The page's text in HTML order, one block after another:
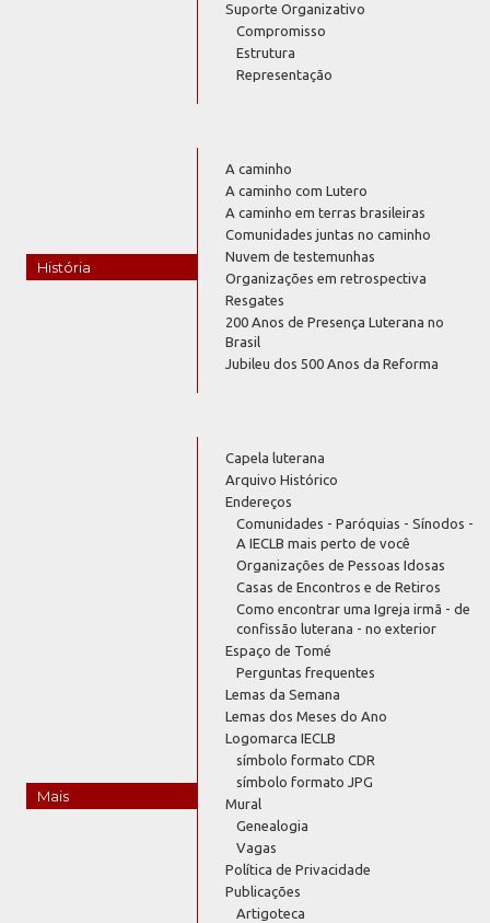
Suporte Organizativo
Compromisso
Estrutura
Representação
História
A caminho
A caminho com Lutero
A caminho em terras brasileiras
Comunidades juntas no caminho
Nuvem de testemunhas
Organizações em retrospectiva
Resgates
200 Anos de Presença Luterana no
Brasil
Jubileu dos 500 Anos da Reforma
Mais
Capela luterana
Arquivo Histórico
Endereços
Comunidades - Paróquias - Sínodos -
A IECLB mais perto de você
Organizações de Pessoas Idosas
Casas de Encontros e de Retiros
Como encontrar uma Igreja irmã - de
confissão luterana - no exterior
Espaço de Tomé
Perguntas frequentes
Lemas da Semana
Lemas dos Meses do Ano
Logomarca IECLB
símbolo formato CDR
símbolo formato JPG
Mural
Genealogia
Vagas
Política de Privacidade
Publicações
Artigoteca